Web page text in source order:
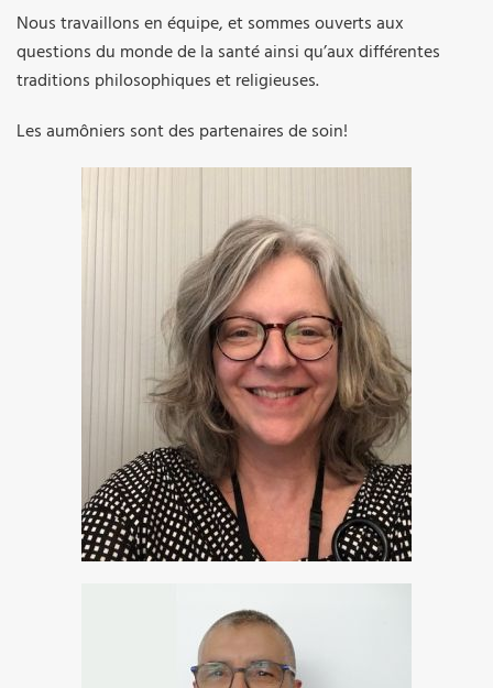
Nous travaillons en équipe, et sommes ouverts aux
questions du monde de la santé ainsi qu’aux différentes
traditions philosophiques et religieuses.
Les aumôniers sont des partenaires de soin!